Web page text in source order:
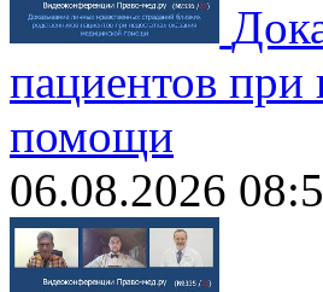
пациентов при
помощи
06.08.2026